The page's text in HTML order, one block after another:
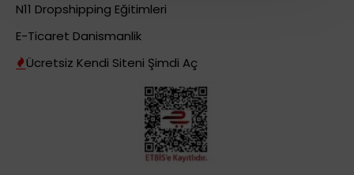
N11 Dropshipping Eğitimleri
E-Ticaret Danismanlik
Ücretsiz Kendi Siteni Şimdi Aç